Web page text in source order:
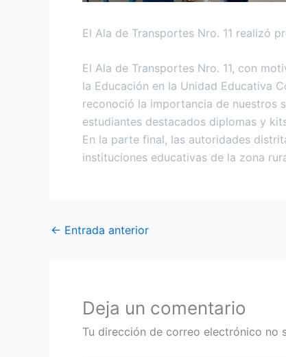
El Ala de Transportes Nro. 11 realizó
El Ala de Transportes Nro. 11, con
la Educación en la Unidad Educativa
reconoció la importancia de nuestros
estudiantes destacados diplomas y
En la parte final, las autoridades
instituciones educativas de la zona
← Entrada anterior
Deja un comentario
Tu dirección de correo electrónico no